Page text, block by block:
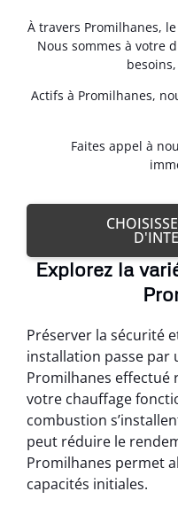
À travers Promilhanes,
Nous sommes à votre
Actifs à Promilhanes,
Faites appel à
Explorez la
Préserver la sécurité
installation passe par
Promilhanes effectué
votre chauffage
combustion
peut réduire le
Promilhanes permet
capacités initiales.